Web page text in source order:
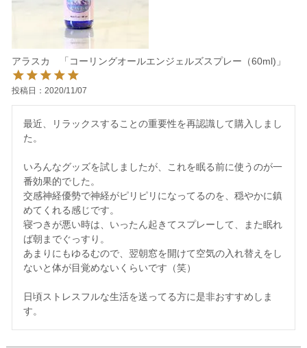
アラスカ 「コーリングオールエンジェルズスプレー（60ml)」
投稿日 2020/11/07
最近、リラックスすることの重要性を再認識して購入しまし
た。
いろんなグッズを試しましたが、これを眠る前に使うのが一
番効果的でした。
交感神経優勢で神経がピリピリになってるのを、穏やかに鎮
めてくれる感じです。
寝つきが悪い時は、いったん起きてスプレーして、また眠れ
ば朝までぐっすり。
あまりにもゆるむので、翌朝窓を開けて空気の入れ替えをし
ないと体が目覚めないくらいです（笑）
日頃ストレスフルな生活を送ってる方に是非おすすめしま
す。